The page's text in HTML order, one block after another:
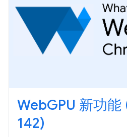
WebGPU 新功
142)